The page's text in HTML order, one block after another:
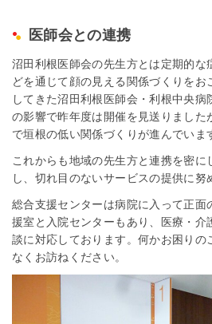
医師会との連携
沼田利根医師会の先生方とは定期的な
どを通じて顔の見える関係づくりをお
してきた沼田利根医師会・利根中央病
の影響で昨年度は開催を見送りました
で垣根の低い関係づくりが進んでいま
これからも地域の先生方と連携を密に
し、切れ目のないサービスの提供に努
総合支援センターは病院に入って正面
援室と入院センターもあり、医療・介
談に対応しております。何かお困りの
なくお訪ねください。